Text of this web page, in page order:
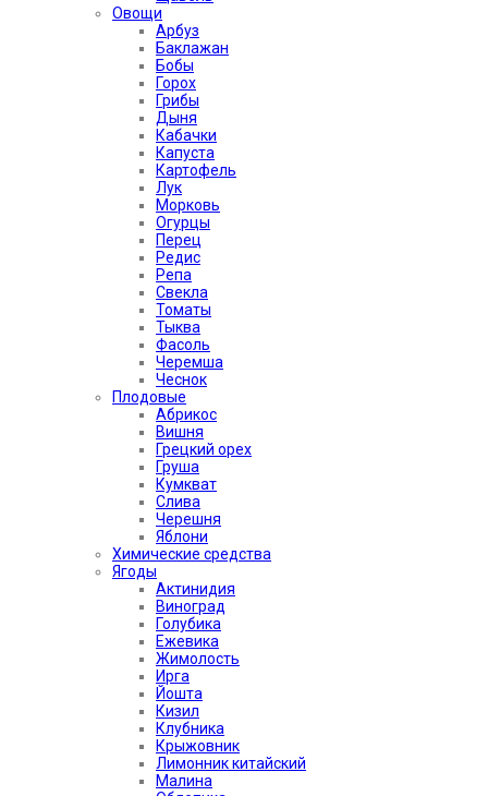
Овощи
Арбуз
Баклажан
Бобы
Горох
Грибы
Дыня
Кабачки
Капуста
Картофель
Лук
Морковь
Огурцы
Перец
Редис
Репа
Свекла
Томаты
Тыква
Фасоль
Черемша
Чеснок
Плодовые
Абрикос
Вишня
Грецкий орех
Груша
Кумкват
Слива
Черешня
Яблони
Химические средства
Ягоды
Актинидия
Виноград
Голубика
Ежевика
Жимолость
Ирга
Йошта
Кизил
Клубника
Крыжовник
Лимонник китайский
Малина